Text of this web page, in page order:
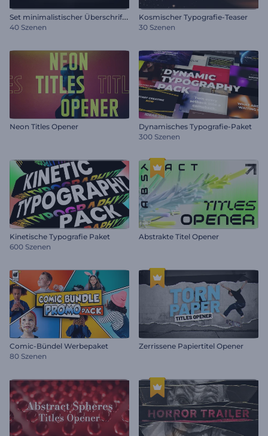
S
et minimalistischer Überschriften
40 Szenen
Kosmischer Typografie-Teaser
30 Szenen
Neon Titles Opener
Dynamisches Typografie-Paket
300 Szenen
Kinetische Typografie Paket
600 Szenen
Abstrakte Titel Opener
Comic-Bündel Werbepaket
80 Szenen
Zerrissene Papiertitel Opener